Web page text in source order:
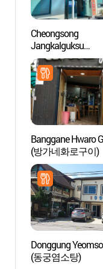
Cheongsong
Jangkalguksu
(청송장칼국수)
Banggane Hwaro
(방가네화로구이)
Donggung
(동궁염소탕)